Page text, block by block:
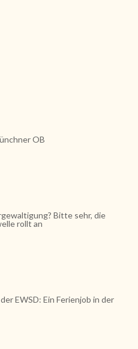
OB
Bitte sehr, die
rollt an
EWSD: Ein Ferienjob in der